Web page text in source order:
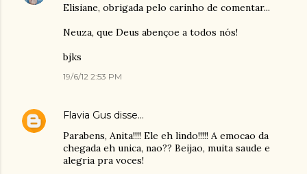
Elisiane, obrigada pelo carinho de comentar...
Neuza, que Deus abençoe a todos nós!
bjks
19/6/12 2:53 PM
Flavia Gus disse…
Parabens, Anita!!!! Ele eh lindo!!!!! A emocao da
chegada eh unica, nao?? Beijao, muita saude e
alegria pra voces!